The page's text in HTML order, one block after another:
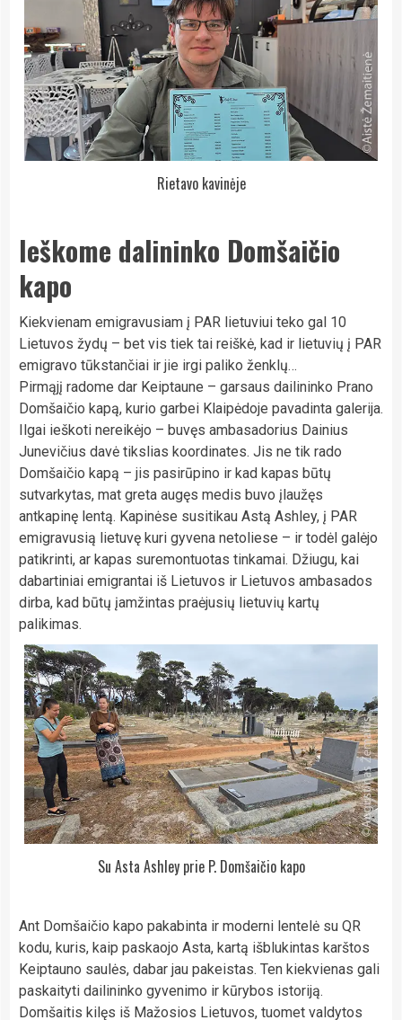
Rietavo kavinėje
Ieškome dalininko Domšaičio
kapo
Kiekvienam emigravusiam į PAR lietuviui teko gal 10
Lietuvos žydų – bet vis tiek tai reiškė, kad ir lietuvių į PAR
emigravo tūkstančiai ir jie irgi paliko ženklų…
Pirmąjį radome dar Keiptaune – garsaus dailininko Prano
Domšaičio kapą, kurio garbei Klaipėdoje pavadinta galerija.
Ilgai ieškoti nereikėjo – buvęs ambasadorius Dainius
Junevičius davė tikslias koordinates. Jis ne tik rado
Domšaičio kapą – jis pasirūpino ir kad kapas būtų
sutvarkytas, mat greta augęs medis buvo įlaužęs
antkapinę lentą. Kapinėse susitikau Astą Ashley, į PAR
emigravusią lietuvę kuri gyvena netoliese – ir todėl galėjo
patikrinti, ar kapas suremontuotas tinkamai. Džiugu, kai
dabartiniai emigrantai iš Lietuvos ir Lietuvos ambasados
dirba, kad būtų įamžintas praėjusių lietuvių kartų
palikimas.
Su Asta Ashley prie P. Domšaičio kapo
Ant Domšaičio kapo pakabinta ir moderni lentelė su QR
kodu, kuris, kaip paskaojo Asta, kartą išblukintas karštos
Keiptauno saulės, dabar jau pakeistas. Ten kiekvienas gali
paskaityti dailininko gyvenimo ir kūrybos istoriją.
Domšaitis kilęs iš Mažosios Lietuvos, tuomet valdytos